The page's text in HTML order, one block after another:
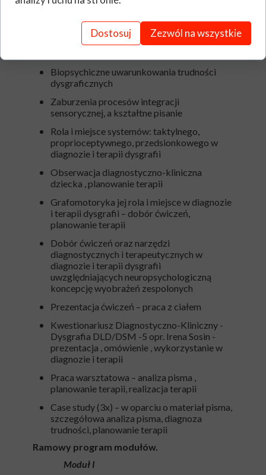
(diagnoza i terapia) DLD/DSM - 5
Ramowy program:
Warsztat Terapeuty Ręki w zakresie
Biopsychiczne uwarunkowania trudności
dysgraficznych
Zaburzenia procesów integracji
sensorycznej, a kształtne pisanie
Rola i miejsce systemów: taktylnego,
proprioceptywnego, przedsionkowego w
diagnozie i terapii dysgrafii
Obserwacja diagnostyczno-kliniczna
dziecka , planowanie terapii
Grafomotoryka jej rola i miejsce w diagnozie
i terapii dysgrafii – dobór ćwiczeń,
planowanie terapii
Dobór ćwiczeń oraz narzędzi
diagnostycznych i terapeutycznych w
diagnozie i terapii dysgrafii
uwzględniających neuropsychologiczną
koncepcję wyobrażeń zespolonych
Prezentacja ćwiczeń – praca z ciałem
Kwestionariusz Diagnostyczno-Kliniczny -
Dysgrafia DLD/DSM -5 opr. Irena Sosin -
prezentacja , omówienie , wykorzystanie w
diagnozie i terapii
Praca warsztatowa – analiza pisma ,
planowanie terapii, realizacja terapii
Case study (3x) – w oparciu o materiał pisma,
szczegółowa analiza pisma, diagnoza
trudności, planowanie terapii
Ramowy program modułów.
Moduł I
Dostosuj Zezwól na wszystkie